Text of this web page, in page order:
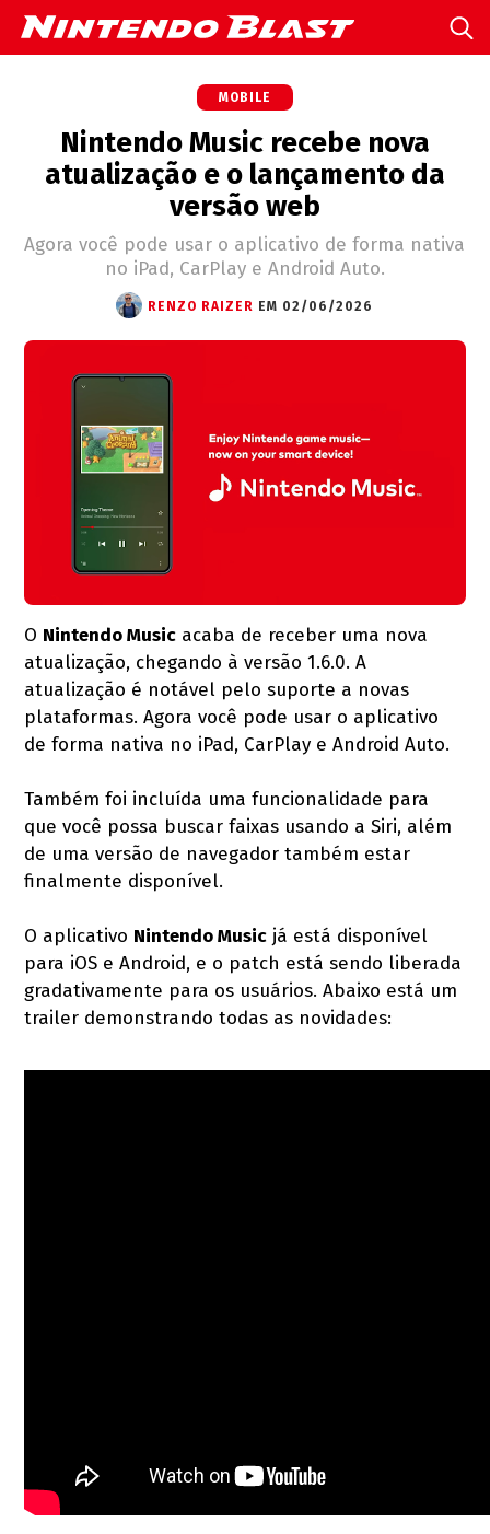
MOBILE
Nintendo Music recebe nova
atualização e o lançamento da
versão web
Agora você pode usar o aplicativo de forma nativa
no iPad, CarPlay e Android Auto.
RENZO RAIZER EM 02/06/2026
O Nintendo Music acaba de receber uma nova
atualização, chegando à versão 1.6.0. A
atualização é notável pelo suporte a novas
plataformas. Agora você pode usar o aplicativo
de forma nativa no iPad, CarPlay e Android Auto.
Também foi incluída uma funcionalidade para
que você possa buscar faixas usando a Siri, além
de uma versão de navegador também estar
finalmente disponível.
O aplicativo Nintendo Music já está disponível
para iOS e Android, e o patch está sendo liberada
gradativamente para os usuários. Abaixo está um
trailer demonstrando todas as novidades: